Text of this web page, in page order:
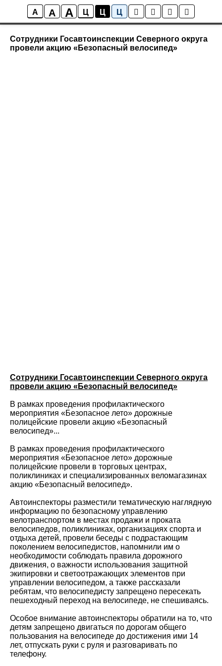
A A A Ц Ц Ц
Новости района Коптево
Сотрудники Госавтоинспекции Северного округа
провели акцию «Безопасный велосипед»
Сотрудники Госавтоинспекции Северного округа
провели акцию «Безопасный велосипед»
В рамках проведения профилактического
мероприятия «Безопасное лето» дорожные
полицейские провели акцию «Безопасный
велосипед»...
В рамках проведения профилактического
мероприятия «Безопасное лето» дорожные
полицейские провели в торговых центрах,
поликлиниках и специализированных веломагазинах
акцию «Безопасный велосипед».
Автоинспекторы разместили тематическую наглядную
информацию по безопасному управлению
велотранспортом в местах продажи и проката
велосипедов, поликлиниках, организациях спорта и
отдыха детей, провели беседы с подрастающим
поколением велосипедистов, напомнили им о
необходимости соблюдать правила дорожного
движения, о важности использования защитной
экипировки и светоотражающих элементов при
управлении велосипедом, а также рассказали
ребятам, что велосипедисту запрещено пересекать
пешеходный переход на велосипеде, не спешиваясь.
Особое внимание автоинспекторы обратили на то, что
детям запрещено двигаться по дорогам общего
пользования на велосипеде до достижения ими 14
лет, отпускать руки с руля и разговаривать по
телефону.